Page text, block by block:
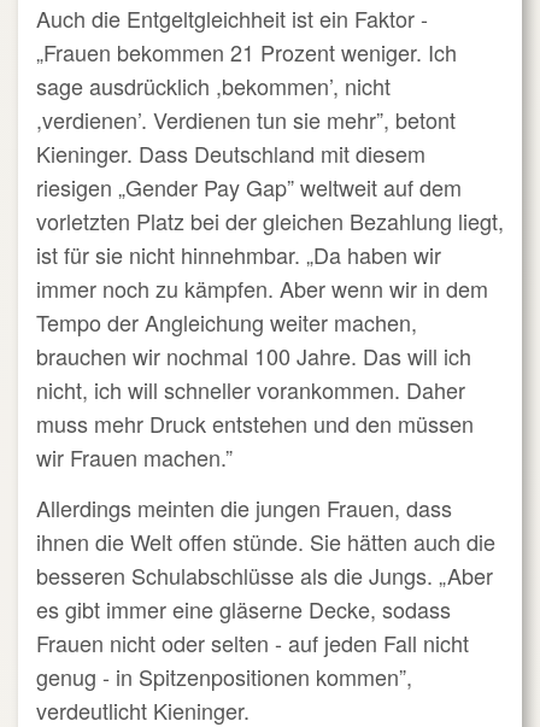
Auch die Entgeltgleichheit ist ein Faktor -
„Frauen bekommen 21 Prozent weniger. Ich
sage ausdrücklich ,bekommen’, nicht
,verdienen’. Verdienen tun sie mehr”, betont
Kieninger. Dass Deutschland mit diesem
riesigen „Gender Pay Gap” weltweit auf dem
vorletzten Platz bei der gleichen Bezahlung liegt,
ist für sie nicht hinnehmbar. „Da haben wir
immer noch zu kämpfen. Aber wenn wir in dem
Tempo der Angleichung weiter machen,
brauchen wir nochmal 100 Jahre. Das will ich
nicht, ich will schneller vorankommen. Daher
muss mehr Druck entstehen und den müssen
wir Frauen machen.”
Allerdings meinten die jungen Frauen, dass
ihnen die Welt offen stünde. Sie hätten auch die
besseren Schulabschlüsse als die Jungs. „Aber
es gibt immer eine gläserne Decke, sodass
Frauen nicht oder selten - auf jeden Fall nicht
genug - in Spitzenpositionen kommen”,
verdeutlicht Kieninger.